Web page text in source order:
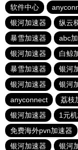
软件中心
银河加速器
纵云
暴雪加速器
abc
银河加速器
白鲸
暴雪加速器
银河
银河加速器
银河
anyconnect
荔枝
银河加速器
1元
免费海外pvn加速器
银河加速器
银河